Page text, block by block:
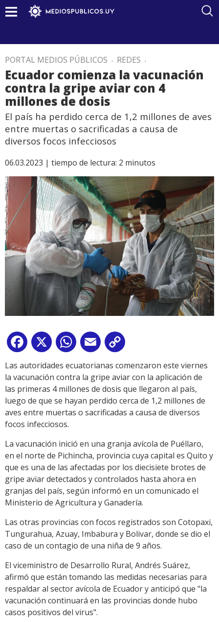
PORTAL MEDIOS PÚBLICOS . REDES .
Ecuador comienza la vacunación
contra la gripe aviar con 4
millones de dosis
El país ha perdido cerca de 1,2 millones de aves
entre muertas o sacrificadas a causa de
diversos focos infecciosos
06.03.2023 | tiempo de lectura: 2 minutos
Facebook
X WhatsApp
Email
Link
Las autoridades ecuatorianas comenzaron este viernes
la vacunación contra la gripe aviar con la aplicación de
las primeras 4 millones de dosis que llegaron al país,
luego de que se hayan perdido cerca de 1,2 millones de
aves entre muertas o sacrificadas a causa de diversos
focos infecciosos.
La vacunación inició en una granja avícola de Puéllaro,
en el norte de Pichincha, provincia cuya capital es Quito y
que es una de las afectadas por los diecisiete brotes de
gripe aviar detectados y controlados hasta ahora en
granjas del país, según informó en un comunicado el
Ministerio de Agricultura y Ganadería.
Las otras provincias con focos registrados son Cotopaxi,
Tungurahua, Azuay, Imbabura y Bolivar, donde se dio el
caso de un contagio de una niña de 9 años.
El viceministro de Desarrollo Rural, Andrés Suárez,
afirmó que están tomando las medidas necesarias para
respaldar al sector avícola de Ecuador y anticipó que "la
vacunación continuará en las provincias donde hubo
casos positivos del virus".